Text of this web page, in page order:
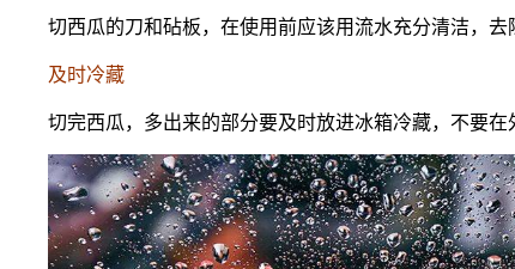
切西瓜的刀和砧板，在使用前应该用流水充分清洁，去
及时冷藏
切完西瓜，多出来的部分要及时放进冰箱冷藏，不要